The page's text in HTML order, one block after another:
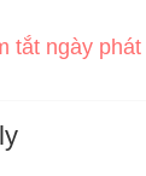
tắt ngày phát